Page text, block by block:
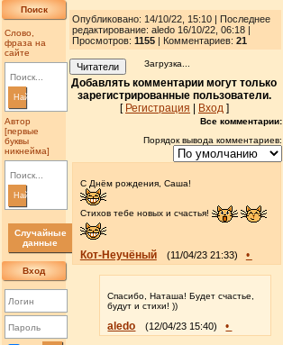
Поиск
Слово,
фраза на
сайте
Найти
Автор
[первые
буквы
никнейма]
Найти
Случайные
данные
Вход
Опубликовано: 14/10/22, 15:10 | Последнее
редактирование: aledo 16/10/22, 06:18 |
Просмотров: 1155| Комментариев: 21
Читатели Загрузка...
Добавлять комментарии могут только
зарегистрированные пользователи.
[ Регистрация | Вход ]
Все комментарии:
Порядок вывода комментариев:
С Днём рождения, Саша!
Стихов тебе новых и счастья!
Кот-Неучёный (11/04/23 21:33) •
Спасибо, Наташа! Будет счастье,
будут и стихи! ))
aledo (12/04/23 15:40) •